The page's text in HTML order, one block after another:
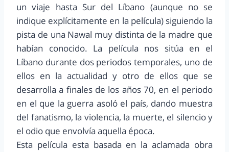
un viaje hasta Sur del Líbano (aunque no se
indique explícitamente en la película) siguiendo la
pista de una Nawal muy distinta de la madre que
habían conocido. La película nos sitúa en el
Líbano durante dos periodos temporales, uno de
ellos en la actualidad y otro de ellos que se
desarrolla a finales de los años 70, en el periodo
en el que la guerra asoló el país, dando muestra
del fanatismo, la violencia, la muerte, el silencio y
el odio que envolvía aquella época.
Esta película esta basada en la aclamada obra